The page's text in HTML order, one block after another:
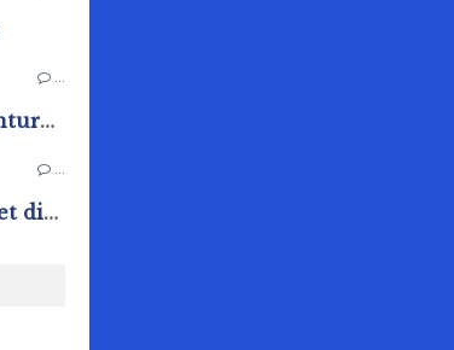
…
Exposition de la section peinture de l'Amicale Laïque
…
Fête communale samedi 20 et dimanche 21 juin